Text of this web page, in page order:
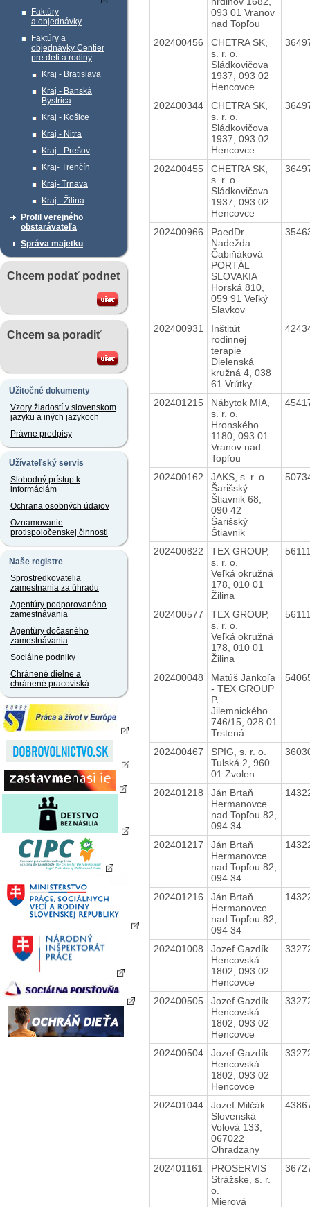
Faktúry
a objednávky
Faktúry a
objednávky Centier
pre deti a rodiny
Kraj - Bratislava
Kraj - Banská
Bystrica
Kraj - Košice
Kraj - Nitra
Kraj - Prešov
Kraj- Trenčín
Kraj- Trnava
Kraj - Žilina
Profil verejného
obstarávateľa
Správa majetku
Chcem podať podnet
Chcem sa poradiť
Užitočné dokumenty
Vzory žiadostí v slovenskom
jazyku a iných jazykoch
Právne predpisy
Užívateľský servis
Slobodný prístup k
informáciám
Ochrana osobných údajov
Oznamovanie
protispoločenskej činnosti
Naše registre
Sprostredkovatelia
zamestnania za úhradu
Agentúry podporovaného
zamestnávania
Agentúry dočasného
zamestnávania
Sociálne podniky
Chránené dielne a
chránené pracoviská
093 01 Vranov
nad Topľou
202400456
CHETRA SK,
s. r. o.
Sládkovičova
1937, 093 02
Hencovce
202400344
CHETRA SK,
s. r. o.
Sládkovičova
1937, 093 02
Hencovce
202400455
CHETRA SK,
s. r. o.
Sládkovičova
1937, 093 02
Hencovce
202400966
PaedDr.
Nadežda
Čabiňáková
PORTÁL
SLOVAKIA
Horská 810,
059 91 Veľký
Slavkov
202400931
Inštitút
rodinnej
terapie
Dielenská
kružná 4, 038
61 Vrútky
202401215
Nábytok MIA,
s. r. o.
Hronského
1180, 093 01
Vranov nad
Topľou
202400162
JAKS, s. r. o.
Šarišský
Štiavnik 68,
090 42
Šarišský
Štiavnik
202400822
TEX GROUP,
s. r. o.
Veľká okružná
178, 010 01
Žilina
202400577
TEX GROUP,
s. r. o.
Veľká okružná
178, 010 01
Žilina
202400048
Matúš Jankoľa
- TEX GROUP
P.
Jilemnického
746/15, 028 01
Trstená
202400467
SPIG, s. r. o.
Tulská 2, 960
01 Zvolen
202401218
Ján Brtaň
Hermanovce
nad Topľou 82,
094 34
202401217
Ján Brtaň
Hermanovce
nad Topľou 82,
094 34
202401216
Ján Brtaň
Hermanovce
nad Topľou 82,
094 34
202401008
Jozef Gazdík
Hencovská
1802, 093 02
Hencovce
202400505
Jozef Gazdík
Hencovská
1802, 093 02
Hencovce
202400504
Jozef Gazdík
Hencovská
1802, 093 02
Hencovce
202401044
Jozef Milčák
Slovenská
Volová 133,
067022
Ohradzany
202401161
PROSERVIS
Strážske, s. r.
o.
Mierová